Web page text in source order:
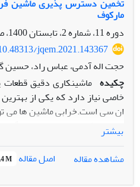
مارکوف
دوره 11، شماره 2، تابستان 1400، صفحه
jqem.2021.143367
حجت اله آدمی، عباس راد، حسین
چکیده ماشینکاری دقیق
خاصی نیاز دارد که یکی از
ان سی است.خرابی ماشین ها می
ضمن اینکه تعمیرات این
شوند و تهیه قطعات یدکی با توجه به
هزینه بر است. در این مقاله
خرابی های ثبت شده در برگه
توسط پرسنل نگهداری و
بیشتر
مشاهده مقاله
اصل مقاله M